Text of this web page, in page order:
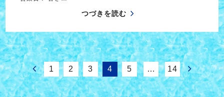
つづきを読む
1 2 3 4 5 … 14